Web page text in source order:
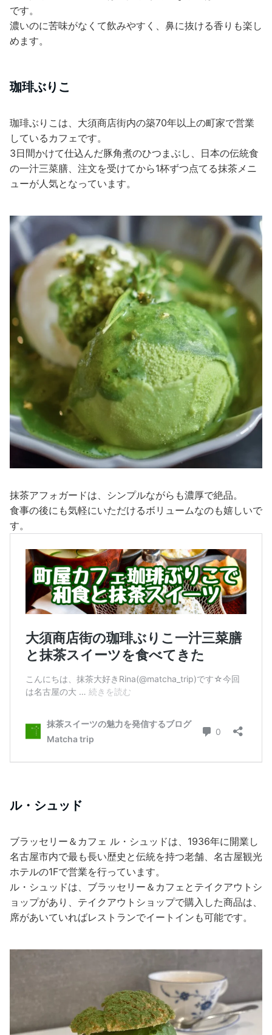
です。
濃いのに苦味がなくて飲みやすく、鼻に抜ける香りも楽し
めます。
珈琲ぶりこ
珈琲ぶりこは、大須商店街内の築70年以上の町家で営業
しているカフェです。
3日間かけて仕込んだ豚角煮のひつまぶし、日本の伝統食
の一汁三菜膳、注文を受けてから1杯ずつ点てる抹茶メニ
ューが人気となっています。
抹茶アフォガードは、シンプルながらも濃厚で絶品。
食事の後にも気軽にいただけるボリュームなのも嬉しいで
す。
ル・シュッド
ブラッセリー＆カフェ ル・シュッドは、1936年に開業し
名古屋市内で最も長い歴史と伝統を持つ老舗、名古屋観光
ホテルの1Fで営業を行っています。
ル・シュッドは、ブラッセリー＆カフェとテイクアウトシ
ョップがあり、テイクアウトショップで購入した商品は、
席があいていればレストランでイートインも可能です。